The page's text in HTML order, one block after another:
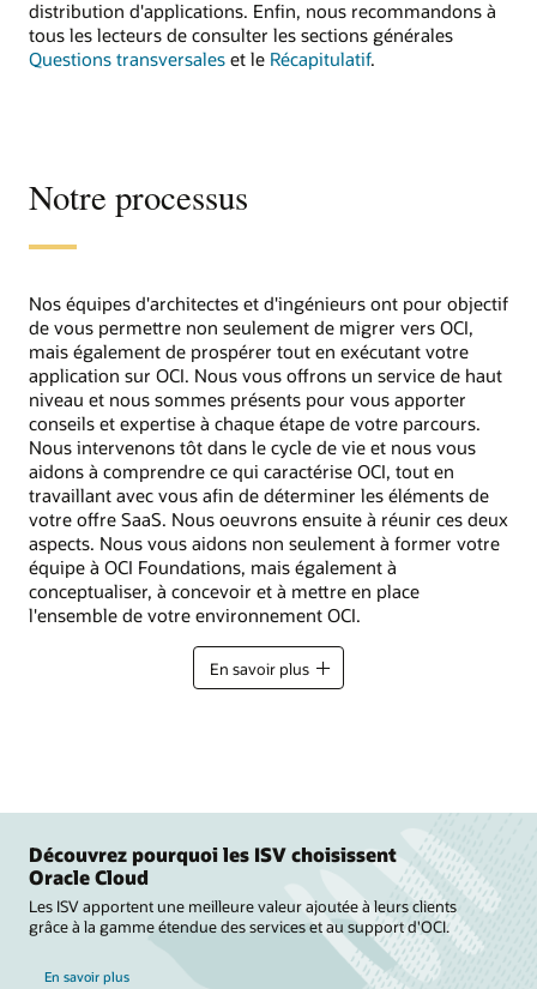
distribution d'applications. Enfin, nous recommandons à
tous les lecteurs de consulter les sections générales
Questions transversales et le Récapitulatif.
Notre processus
Nos équipes d'architectes et d'ingénieurs ont pour objectif
de vous permettre non seulement de migrer vers OCI,
mais également de prospérer tout en exécutant votre
application sur OCI. Nous vous offrons un service de haut
niveau et nous sommes présents pour vous apporter
conseils et expertise à chaque étape de votre parcours.
Nous intervenons tôt dans le cycle de vie et nous vous
aidons à comprendre ce qui caractérise OCI, tout en
travaillant avec vous afin de déterminer les éléments de
votre offre SaaS. Nous oeuvrons ensuite à réunir ces deux
aspects. Nous vous aidons non seulement à former votre
équipe à OCI Foundations, mais également à
conceptualiser, à concevoir et à mettre en place
l'ensemble de votre environnement OCI.
En savoir plus
Découvrez pourquoi les ISV choisissent
Oracle Cloud
Les ISV apportent une meilleure valeur ajoutée à leurs clients
grâce à la gamme étendue des services et au support d'OCI.
En savoir plus